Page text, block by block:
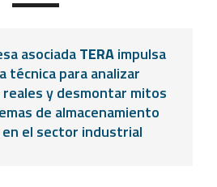
asociadaTERAimpulsa
técnica para analizar
y desmontar mitos
de almacenamiento
el sector industrial